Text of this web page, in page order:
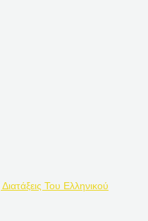
Του Ελληνικού